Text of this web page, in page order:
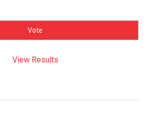
View Results